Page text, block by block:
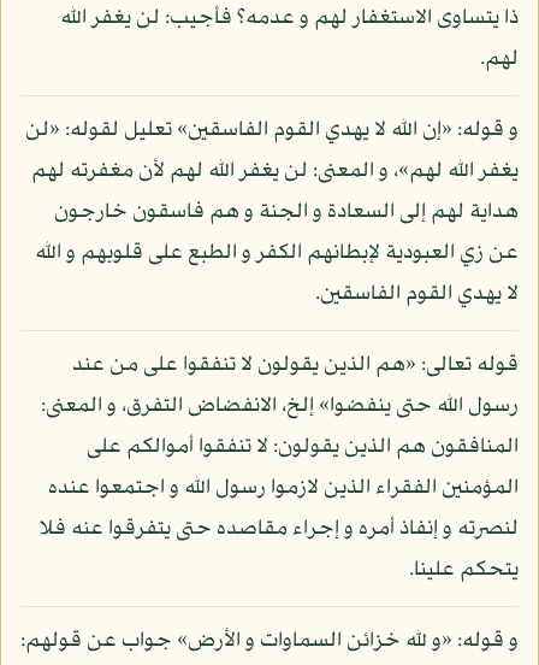
ذا يتساوى الاستغفار لهم و عدمه؟ فأجيب: لن يغفر الله
لهم.
و قوله: «إن الله لا يهدي القوم الفاسقين» تعليل لقوله: «لن
يغفر الله لهم»، و المعنى: لن يغفر الله لهم لأن مغفرته لهم
هداية لهم إلى السعادة و الجنة و هم فاسقون خارجون
عن زي العبودية لإبطانهم الكفر و الطبع على قلوبهم و الله
لا يهدي القوم الفاسقين.
قوله تعالى: «هم الذين يقولون لا تنفقوا على من عند
رسول الله حتى ينفضوا» إلخ، الانفضاض التفرق، و المعنى:
المنافقون هم الذين يقولون: لا تنفقوا أموالكم على
المؤمنين الفقراء الذين لازموا رسول الله و اجتمعوا عنده
لنصرته و إنفاذ أمره و إجراء مقاصده حتى يتفرقوا عنه فلا
يتحكم علينا.
و قوله: «و لله خزائن السماوات و الأرض» جواب عن قولهم: